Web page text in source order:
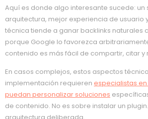
Aquí es donde algo interesante sucede: un
arquitectura, mejor experiencia de usuario
técnica tiende a ganar backlinks naturales
porque Google lo favorezca
contenido es más fácil de compartir, citar y
En casos complejos, estos aspectos
implementación requieren especialistas
puedan personalizar soluciones
de contenido. No es sobre instalar un